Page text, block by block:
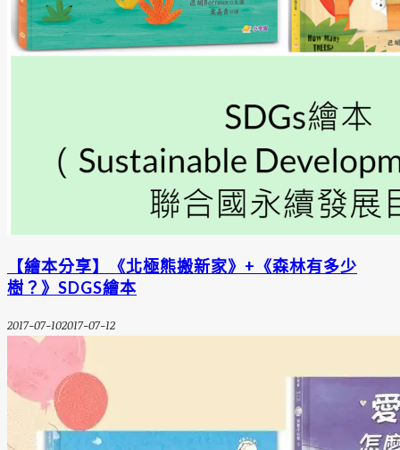
【繪本分享】《北極熊搬新家》+《森林有多少
樹？》SDGS繪本
2017-07-102017-07-12